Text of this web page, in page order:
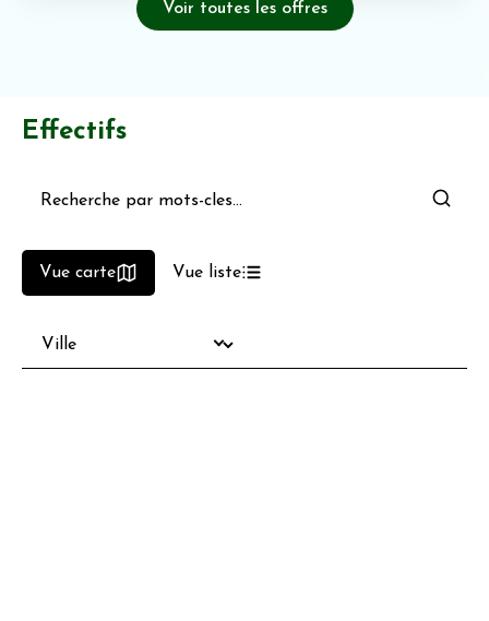
Voir toutes les offres
Effectifs
Vue carte Vue liste